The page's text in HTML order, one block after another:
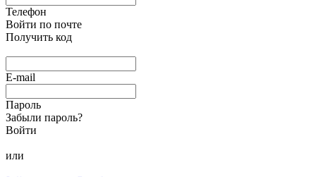
Телефон
Войти по почте
Получить код
E-mail
Пароль
Забыли пароль?
Войти
или